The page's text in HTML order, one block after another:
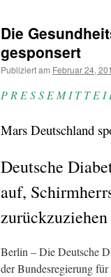
Die
gesponsert
Publiziert am Februar 24,
P R E S S E M I T T E
Mars Deutschland
Deutsche
auf,
zurückzuziehen
Berlin – Die Deutsche
der Bundesregierung